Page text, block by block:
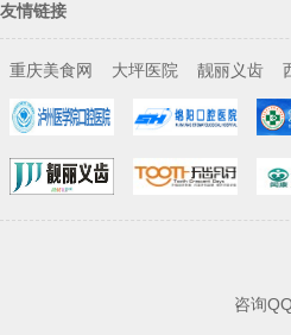
友情链接
重庆美食网 大坪医院 靓丽义齿
咨询